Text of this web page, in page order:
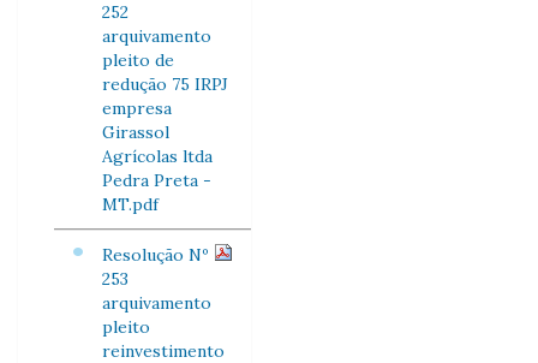
252
arquivamento
pleito de
redução 75 IRPJ
empresa
Girassol
Agrícolas ltda
Pedra Preta -
MT.pdf
Resolução Nº
253
arquivamento
pleito
reinvestimento